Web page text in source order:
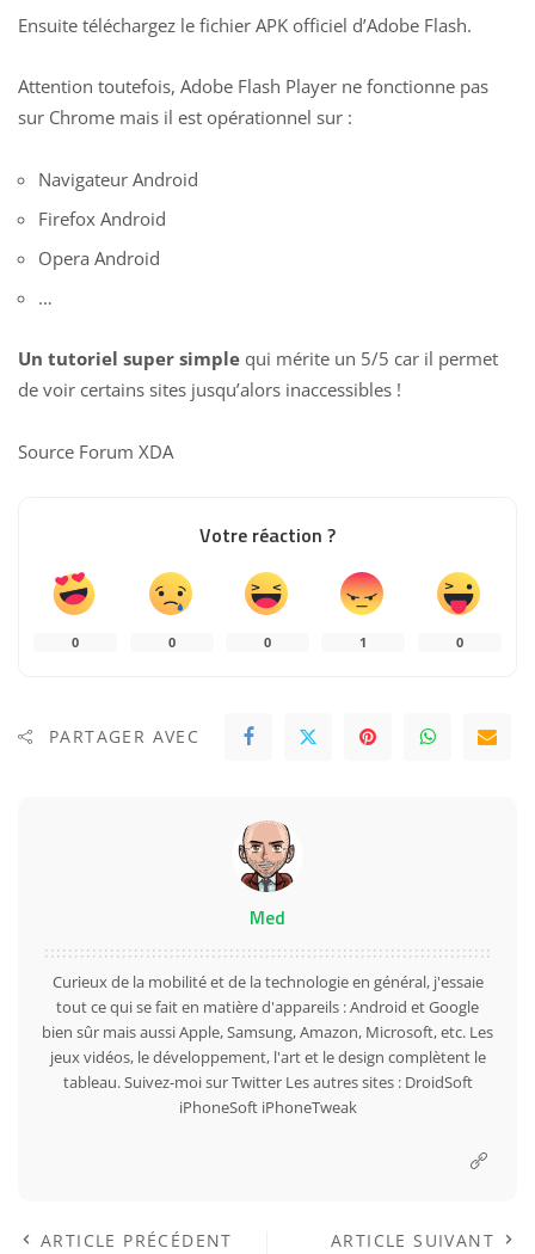
Ensuite téléchargez le fichier APK officiel d’Adobe Flash.
Attention toutefois, Adobe Flash Player ne fonctionne pas
sur Chrome mais il est opérationnel sur :
Navigateur Android
Firefox Android
Opera Android
…
Un tutoriel super simple qui mérite un 5/5 car il permet
de voir certains sites jusqu’alors inaccessibles !
Source Forum XDA
Votre réaction ?
0 0 0 1 0
PARTAGER AVEC
Med
Curieux de la mobilité et de la technologie en général, j'essaie
tout ce qui se fait en matière d'appareils : Android et Google
bien sûr mais aussi Apple, Samsung, Amazon, Microsoft, etc. Les
jeux vidéos, le développement, l'art et le design complètent le
tableau. Suivez-moi surTwitterLes autres sites : DroidSoft
iPhoneSoft iPhoneTweak
ARTICLE PRÉCÉDENT ARTICLE SUIVANT